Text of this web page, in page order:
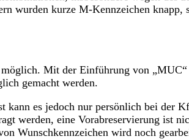
wurden kurze M-Kennzeichen knapp,
möglich. Mit der Einführung von
gemacht werden.
kann es jedoch nur persönlich bei der
werden, eine Vorabreservierung ist
Wunschkennzeichen wird noch